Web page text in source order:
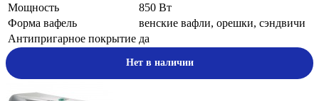
Мощность
850 Вт
Форма вафель
венские вафли, орешки, сэндвичи
Антипригарное покрытие да
Нет в наличии